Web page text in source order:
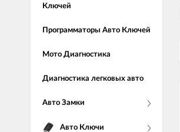
Ключей
Программаторы Авто Ключей
Мото Диагностика
Диагностика легковых авто
Авто Замки
Авто Ключи